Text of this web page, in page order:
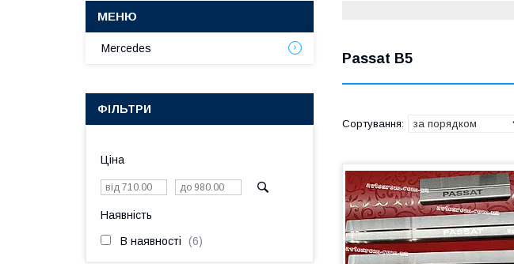
Passat B5
Mercedes
ФІЛЬТРИ
Ціна
Наявність
В наявності 6